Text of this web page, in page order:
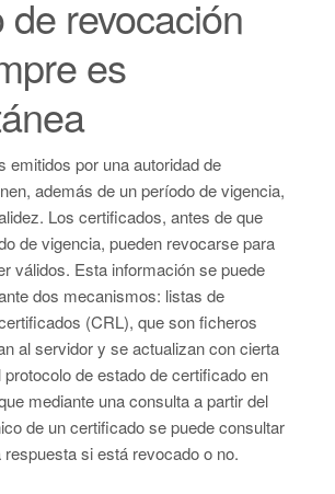
de revocación
es
emitidos por una autoridad de
además de un período de vigencia,
Los certificados, antes de que
de vigencia, pueden revocarse para
válidos. Esta información se puede
dos mecanismos: listas de
(CRL), que son ficheros
al servidor y se actualizan con cierta
de estado de certificado en
mediante una consulta a partir del
de un certificado se puede consultar
si está revocado o no.